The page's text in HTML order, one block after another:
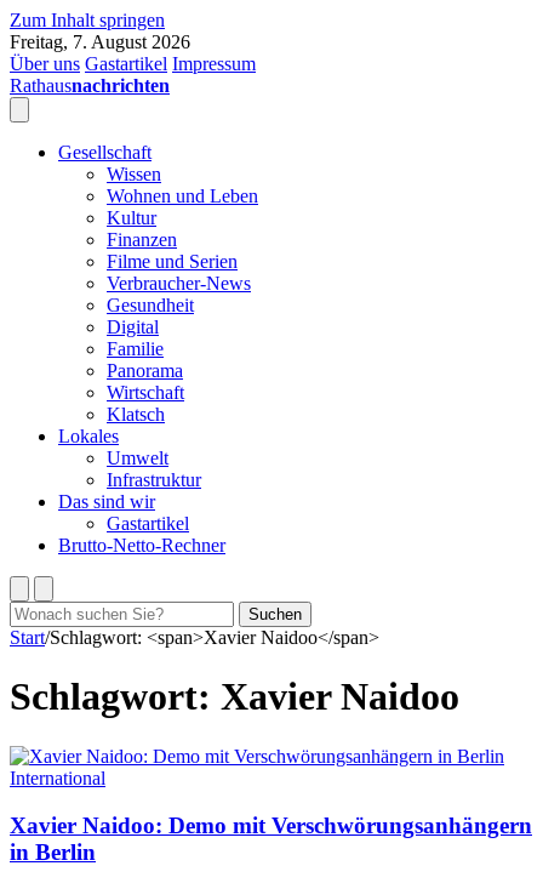
Zum Inhalt springen
Freitag, 7. August 2026
Über uns Gastartikel Impressum
Rathausnachrichten
Gesellschaft
Wissen
Wohnen und Leben
Kultur
Finanzen
Filme und Serien
Verbraucher-News
Gesundheit
Digital
Familie
Panorama
Wirtschaft
Klatsch
Lokales
Umwelt
Infrastruktur
Das sind wir
Gastartikel
Brutto-Netto-Rechner
Suchen
nach:
Suchen
Start/Schlagwort: <span>Xavier Naidoo</span>
Schlagwort: Xavier Naidoo
International
Xavier Naidoo: Demo mit Verschwörungsanhängern
in Berlin